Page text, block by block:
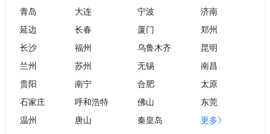
青岛
大连 宁波
济南
延边
长春 厦门
郑州
长沙
福州 乌鲁木齐
昆明
兰州
苏州 无锡
南昌
贵阳
南宁 合肥
太原
石家庄
呼和浩特 佛山
东莞
温州
唐山 秦皇岛 更多》